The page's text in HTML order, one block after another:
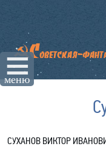
☰
меню
СУХАНОВ ВИКТОР